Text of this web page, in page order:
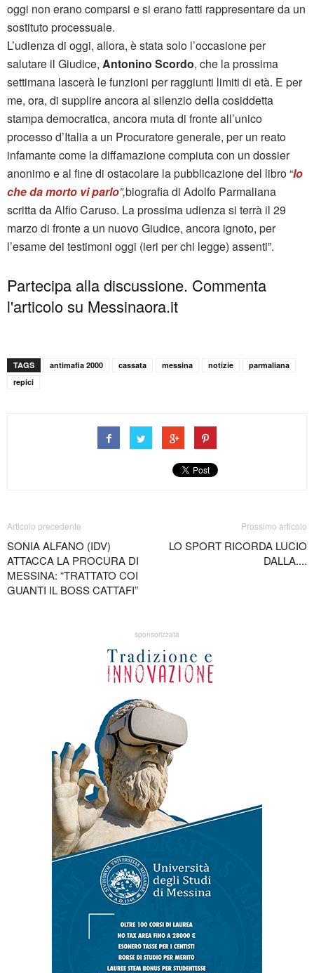
oggi non erano comparsi e si erano fatti rappresentare da un
sostituto processuale.
L’udienza di oggi, allora, è stata solo l’occasione per
salutare il Giudice, Antonino Scordo, che la prossima
settimana lascerà le funzioni per raggiunti limiti di età. E per
me, ora, di supplire ancora al silenzio della cosiddetta
stampa democratica, ancora muta di fronte all’unico
processo d’Italia a un Procuratore generale, per un reato
infamante come la diffamazione compiuta con un dossier
anonimo e al fine di ostacolare la pubblicazione del libro “Io
che da morto vi parlo”,biografia di Adolfo Parmaliana
scritta da Alfio Caruso. La prossima udienza si terrà il 29
marzo di fronte a un nuovo Giudice, ancora ignoto, per
l’esame dei testimoni oggi (ieri per chi legge) assenti”.
Partecipa alla discussione. Commenta
l'articolo su Messinaora.it
TAGS antimafia 2000 cassata messina notizie
parmaliana
repici
Articolo precedente
SONIA ALFANO (IDV)
ATTACCA LA PROCURA DI
MESSINA: “TRATTATO COI
GUANTI IL BOSS CATTAFI”
Prossimo articolo
LO SPORT RICORDA LUCIO
DALLA....
sponsorizzata